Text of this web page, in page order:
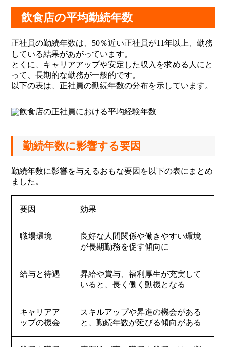
飲食店の平均勤続年数
正社員の勤続年数は、50％近い正社員が11年以上、勤務
している結果があがっています。
とくに、キャリアアップや安定した収入を求める人にと
って、長期的な勤務が一般的です。
以下の表は、正社員の勤続年数の分布を示しています。
勤続年数に影響する要因
勤続年数に影響を与えるおもな要因を以下の表にまとめ
ました。
要因 効果
職場環境
良好な人間関係や働きやすい環境
が長期勤務を促す傾向に
給与と待遇
昇給や賞与、福利厚生が充実して
いると、長く働く動機となる
キャリアア
ップの機会
スキルアップや昇進の機会がある
と、勤続年数が延びる傾向がある